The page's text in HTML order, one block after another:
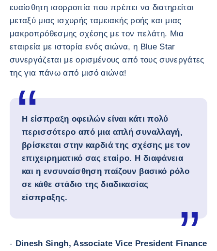
ευαίσθητη ισορροπία που πρέπει να διατηρείται
μεταξύ μιας ισχυρής ταμειακής ροής και μιας
μακροπρόθεσμης σχέσης με τον πελάτη. Μια
εταιρεία με ιστορία ενός αιώνα, η Blue Star
συνεργάζεται με ορισμένους από τους συνεργάτες
της για πάνω από μισό αιώνα!
Η είσπραξη οφειλών είναι κάτι πολύ
περισσότερο από μια απλή συναλλαγή,
βρίσκεται στην καρδιά της σχέσης με τον
επιχειρηματικό σας εταίρο. Η διαφάνεια
και η ενσυναίσθηση παίζουν βασικό ρόλο
σε κάθε στάδιο της διαδικασίας
είσπραξης.
- Dinesh Singh, Associate Vice President Finance